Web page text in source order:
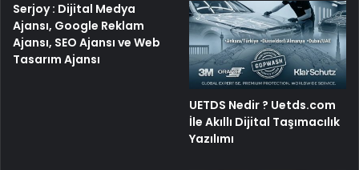
Serjoy : Dijital Medya
Ajansı, Google Reklam
Ajansı, SEO Ajansı ve Web
Tasarım Ajansı
UETDS Nedir ? Uetds.com
İle Akıllı Dijital Taşımacılık
Yazılımı